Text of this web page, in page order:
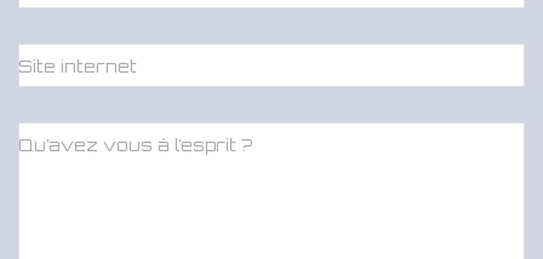
Site internet
Qu’avez vous à l’esprit ?